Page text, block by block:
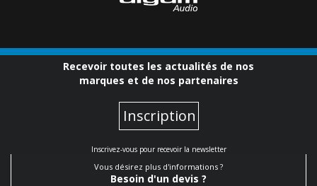
Recevoir toutes les actualités de nos
marques et de nos partenaires
Inscription
Inscrivez-vous pour recevoir la newsletter
Vous désirez plus d'informations ?
Besoin d'un devis ?